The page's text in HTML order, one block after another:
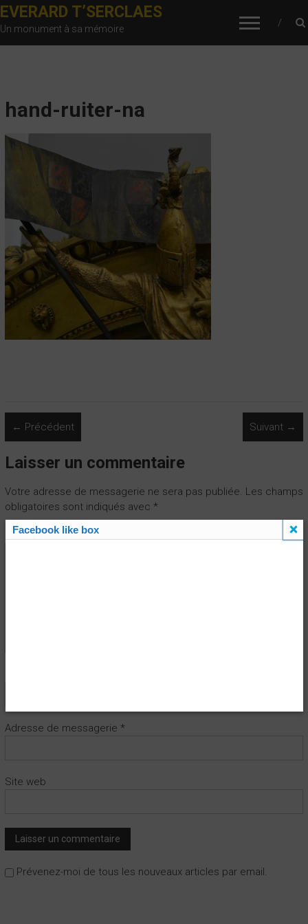
EVERARD T’SERCLAES
Un monument à sa mémoire
hand-ruiter-na
← Précédent Suivant →
Laisser un commentaire
Votre adresse de messagerie ne sera pas publiée. Les champs
obligatoires sont indiqués avec *
Commentaire
Adresse de messagerie *
Site web
Prévenez-moi de tous les nouveaux articles par email.
Facebook like box